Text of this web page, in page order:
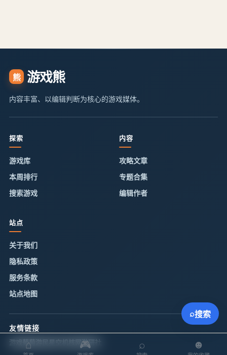
熊 游戏熊
内容丰富、以编辑判断为核心的游戏媒体。
探索
游戏库
本周排行
搜索游戏
内容
攻略文章
专题合集
编辑作者
站点
关于我们
隐私政策
服务条款
站点地图
友情链接
游戏葡萄 机核网游研社
⌂ 🎮 ⌕ ☻
⌕搜索